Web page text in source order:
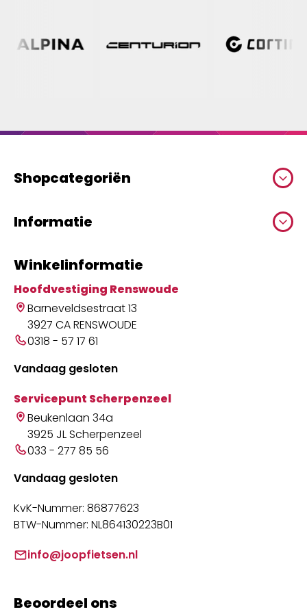
Shopcategoriën
Informatie
Winkelinformatie
Hoofdvestiging Renswoude
Barneveldsestraat 13
3927 CA RENSWOUDE
0318 - 57 17 61
Vandaag gesloten
Servicepunt Scherpenzeel
Beukenlaan 34a
3925 JL Scherpenzeel
033 - 277 85 56
Vandaag gesloten
KvK-Nummer: 86877623
BTW-Nummer: NL864130223B01
info@joopfietsen.nl
Beoordeel ons